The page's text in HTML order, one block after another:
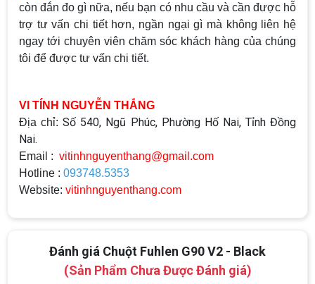
còn đắn đo gì nữa, nếu bạn có nhu cầu và cần được hỗ
trợ tư vấn chi tiết hơn, ngần ngại gì mà không liên hệ
ngay tới chuyên viên chăm sóc khách hàng của chúng
tôi để được tư vấn chi tiết.
VI TÍNH NGUYỄN THẮNG
Địa chỉ:Số 540, Ngũ Phúc, Phường Hố Nai, Tỉnh Đồng
Nai.
Email : vitinhnguyenthang@gmail.com
Hotline : 093748.5353
Website: vitinhnguyenthang.com
Đánh giá Chuột Fuhlen G90 V2 - Black
(Sản Phẩm Chưa Được Đánh giá)
Top 18 tựa game PC huyền thoại gắn liền
với tuổi thơ của game thủ Việt vào những
năm 2000
Top 18 tựa game PC huyền thoại gắn liền với tuổi
Họa AMD Radeon™ RX 6600 XT
ASRock Công Bố Series Cạc Đồ Họa AMD